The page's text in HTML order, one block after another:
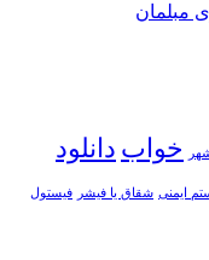
خواب دانلود
ایمنی شقاق یا فیشر فیستول